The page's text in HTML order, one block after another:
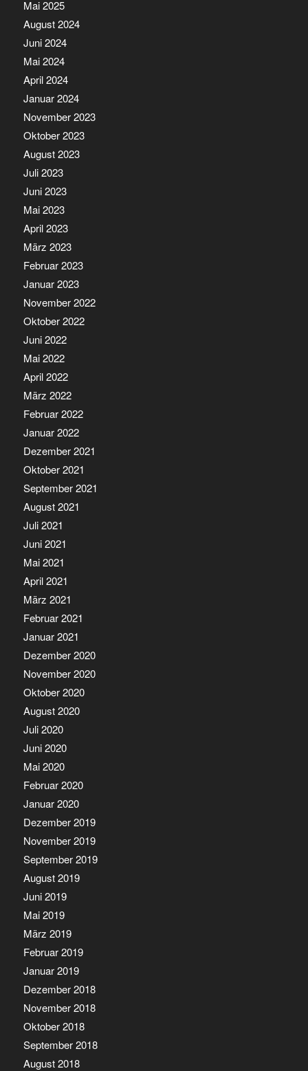
Mai 2025
August 2024
Juni 2024
Mai 2024
April 2024
Januar 2024
November 2023
Oktober 2023
August 2023
Juli 2023
Juni 2023
Mai 2023
April 2023
März 2023
Februar 2023
Januar 2023
November 2022
Oktober 2022
Juni 2022
Mai 2022
April 2022
März 2022
Februar 2022
Januar 2022
Dezember 2021
Oktober 2021
September 2021
August 2021
Juli 2021
Juni 2021
Mai 2021
April 2021
März 2021
Februar 2021
Januar 2021
Dezember 2020
November 2020
Oktober 2020
August 2020
Juli 2020
Juni 2020
Mai 2020
Februar 2020
Januar 2020
Dezember 2019
November 2019
September 2019
August 2019
Juni 2019
Mai 2019
März 2019
Februar 2019
Januar 2019
Dezember 2018
November 2018
Oktober 2018
September 2018
August 2018